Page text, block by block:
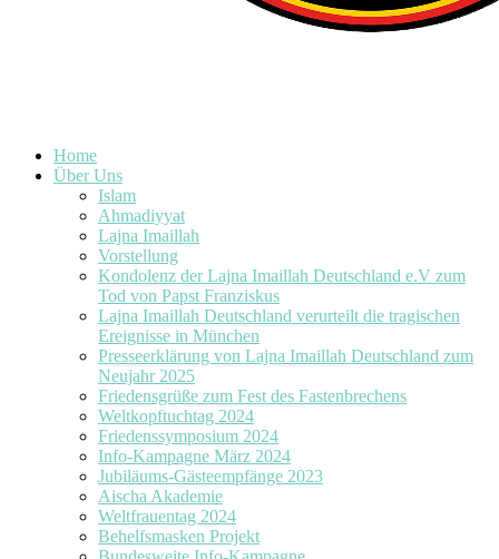
Home
Über Uns
Islam
Ahmadiyyat
Lajna Imaillah
Vorstellung
Kondolenz der Lajna Imaillah Deutschland e.V zum
Tod von Papst Franziskus
Lajna Imaillah Deutschland verurteilt die tragischen
Ereignisse in München
Presseerklärung von Lajna Imaillah Deutschland zum
Neujahr 2025
Friedensgrüße zum Fest des Fastenbrechens
Weltkopftuchtag 2024
Friedenssymposium 2024
Info-Kampagne März 2024
Jubiläums-Gästeempfänge 2023
Aischa Akademie
Weltfrauentag 2024
Behelfsmasken Projekt